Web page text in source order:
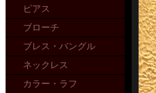
ピアス
ブローチ
ブレス・バングル
ネックレス
カラー・ラフ